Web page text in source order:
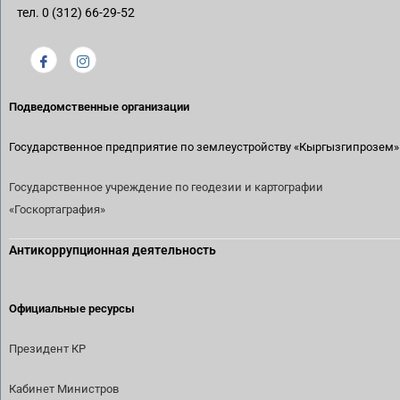
тел. 0 (312) 66-29-52
Подведомственные организации
Государственное предприятие по землеустройству «Кыргызгипрозем»
Государственное учреждение по геодезии и картографии
«Госкортаграфия»
Антикоррупционная деятельность
Официальные ресурсы
Президент КР
Кабинет Министров